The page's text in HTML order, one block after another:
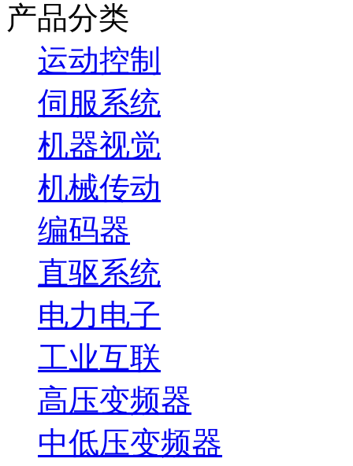
产品分类
运动控制
伺服系统
机器视觉
机械传动
编码器
直驱系统
电力电子
工业互联
高压变频器
中低压变频器